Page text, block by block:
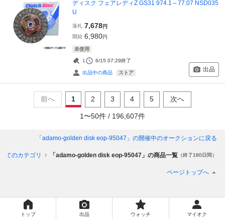
ディスク フェアレディZ GS31 974.1～77.07 NSD035
U
落札 7,678円
開始 6,980円
未使用
1 6/15 07:29終了
出品中の商品 ストア 出品
前へ 1 2 3 4 5 次へ
1 〜50件 / 196,607件
「adamo-golden disk eop-95047」 の開催中のオークションに戻る
てのカテゴリ 「adamo-golden disk eop-95047」の商品一覧 （終了180日間）
ページトップへ
トップ 出品 ウォッチ マイオク